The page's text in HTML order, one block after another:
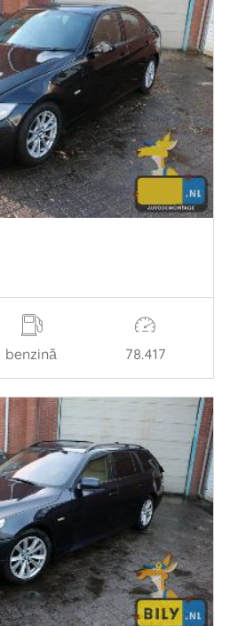
benzină 78.417